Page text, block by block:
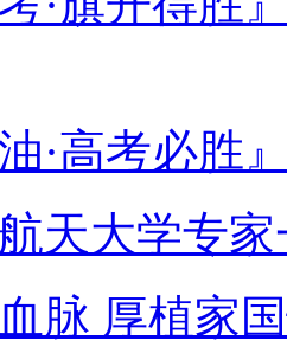
油·高考必胜
天大学专
脉 厚植家